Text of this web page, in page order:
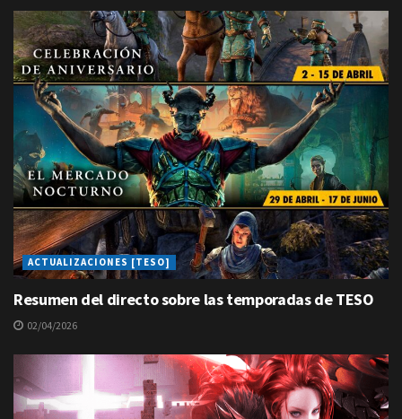
ACTUALIZACIONES [TESO]
Resumen del directo sobre las temporadas de TESO
02/04/2026